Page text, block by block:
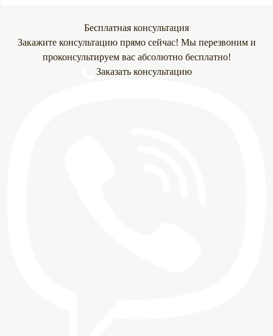
Бесплатная консультация
Закажите консультацию прямо сейчас! Мы перезвоним и
проконсультируем вас абсолютно бесплатно!
Заказать консультацию